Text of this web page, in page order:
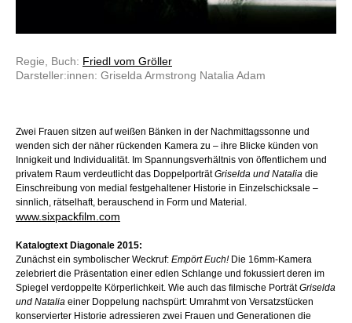
Regie, Buch: Friedl vom Gröller
Darsteller:innen: Griselda Armstrong Natalia Adam
Zwei Frauen sitzen auf weißen Bänken in der Nachmittagssonne und
wenden sich der näher rückenden Kamera zu – ihre Blicke künden von
Innigkeit und Individualität. Im Spannungsverhältnis von öffentlichem und
privatem Raum verdeutlicht das DoppelporträtGriselda und Natalia die
Einschreibung von medial festgehaltener Historie in Einzelschicksale –
sinnlich, rätselhaft, berauschend in Form und Material.
www.sixpackfilm.com
Katalogtext Diagonale 2015:
Zunächst ein symbolischer Weckruf: Empört Euch!Die 16mm-Kamera
zelebriert die Präsentation einer edlen Schlange und fokussiert deren im
Spiegel verdoppelte Körperlichkeit. Wie auch das filmische PorträtGriselda
und Natalia einer Doppelung nachspürt: Umrahmt von Versatzstücken
konservierter Historie adressieren zwei Frauen und Generationen die